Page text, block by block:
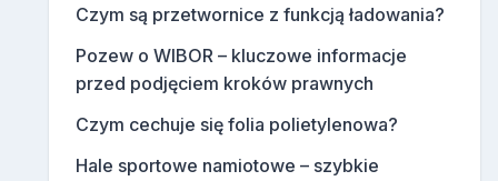
Czym są przetwornice z funkcją ładowania?
Pozew o WIBOR – kluczowe informacje
przed podjęciem kroków prawnych
Czym cechuje się folia polietylenowa?
Hale sportowe namiotowe – szybkie